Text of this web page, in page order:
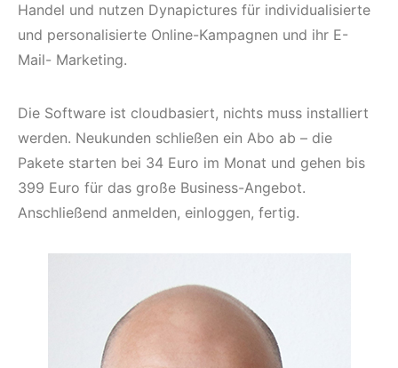
Handel und nutzen Dynapictures für individualisierte
und personalisierte Online-Kampagnen und ihr E-
Mail- Marketing.
Die Software ist cloudbasiert, nichts muss installiert
werden. Neukunden schließen ein Abo ab – die
Pakete starten bei 34 Euro im Monat und gehen bis
399 Euro für das große Business-Angebot.
Anschließend anmelden, einloggen, fertig.